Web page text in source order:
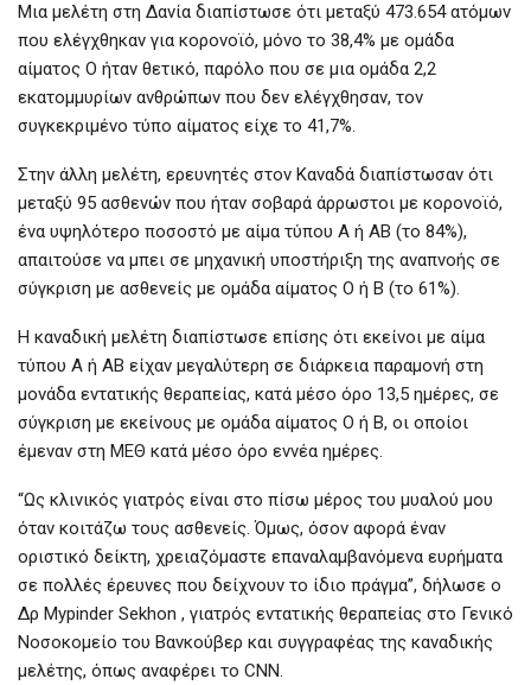
Μια μελέτη στη Δανία διαπίστωσε ότι μεταξύ 473.654 ατόμων
που ελέγχθηκαν για κορονοϊό, μόνο το 38,4% με ομάδα
αίματος Ο ήταν θετικό, παρόλο που σε μια ομάδα 2,2
εκατομμυρίων ανθρώπων που δεν ελέγχθησαν, τον
συγκεκριμένο τύπο αίματος είχε το 41,7%.
Στην άλλη μελέτη, ερευνητές στον Καναδά διαπίστωσαν ότι
μεταξύ 95 ασθενών που ήταν σοβαρά άρρωστοι με κορονοϊό,
ένα υψηλότερο ποσοστό με αίμα τύπου Α ή ΑΒ (το 84%),
απαιτούσε να μπει σε μηχανική υποστήριξη της αναπνοής σε
σύγκριση με ασθενείς με ομάδα αίματος Ο ή Β (το 61%).
Η καναδική μελέτη διαπίστωσε επίσης ότι εκείνοι με αίμα
τύπου Α ή ΑΒ είχαν μεγαλύτερη σε διάρκεια παραμονή στη
μονάδα εντατικής θεραπείας, κατά μέσο όρο 13,5 ημέρες, σε
σύγκριση με εκείνους με ομάδα αίματος Ο ή Β, οι οποίοι
έμεναν στη ΜΕΘ κατά μέσο όρο εννέα ημέρες.
“Ως κλινικός γιατρός είναι στο πίσω μέρος του μυαλού μου
όταν κοιτάζω τους ασθενείς. Όμως, όσον αφορά έναν
οριστικό δείκτη, χρειαζόμαστε επαναλαμβανόμενα ευρήματα
σε πολλές έρευνες που δείχνουν το ίδιο πράγμα”, δήλωσε ο
Δρ Mypinder Sekhon , γιατρός εντατικής θεραπείας στο Γενικό
Νοσοκομείο του Βανκούβερ και συγγραφέας της καναδικής
μελέτης, όπως αναφέρει το CNN.